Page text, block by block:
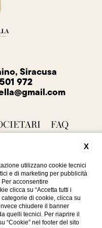
Siracusa
972
FAQ
X
utilizzano cookie tecnici
e di marketing per pubblicità
acconsentire
clicca su “Accetta tutti i
di cookie, clicca su
chiudere il banner
quelli tecnici. Per riaprire il
“Cookie” nel footer del sito